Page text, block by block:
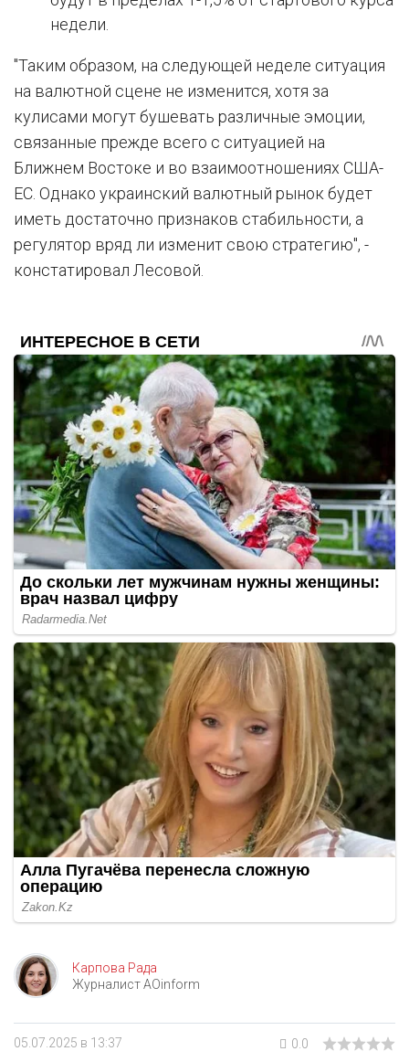
недели.
"Таким образом, на следующей неделе ситуация
на валютной сцене не изменится, хотя за
кулисами могут бушевать различные эмоции,
связанные прежде всего с ситуацией на
Ближнем Востоке и во взаимоотношениях США-
ЕС. Однако украинский валютный рынок будет
иметь достаточно признаков стабильности, а
регулятор вряд ли изменит свою стратегию", -
констатировал Лесовой.
Карпова Рада
Журналист AOinform
05.07.2025 в 13:37 0.0